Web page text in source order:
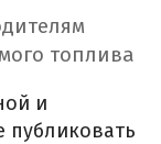
топлива
и
публиковать